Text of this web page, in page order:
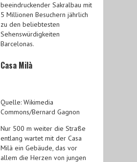
beeindruckender Sakralbau mit
5 Millionen Besuchern jährlich
zu den beliebtesten
Sehenswürdigkeiten
Barcelonas.
Casa Milà
Quelle: Wikimedia
Commons/Bernard Gagnon
Nur 500 m weiter die Straße
entlang wartet mit der Casa
Milà ein Gebäude, das vor
allem die Herzen von jungen